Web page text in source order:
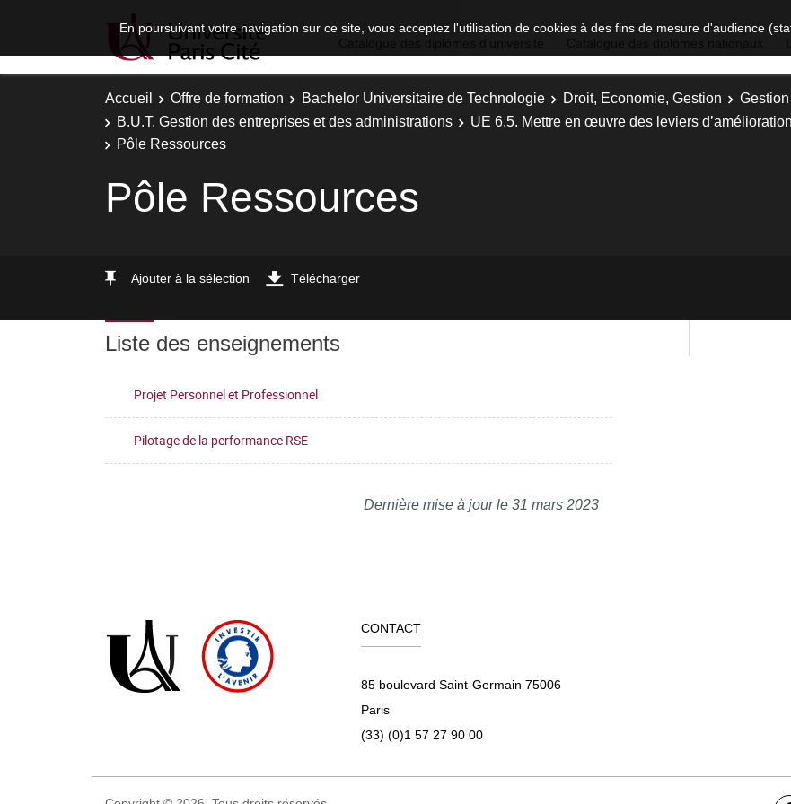
En poursuivant votre navigation sur ce site, vous acceptez l'utilisation de cookies à des fins de mesure d'audience
Accueil Offre de formation Bachelor Universitaire de Technologie Droit, Economie, Gestion
B.U.T. Gestion des entreprises et des administrations
UE 6.5. Mettre en œuvre des leviers
Pôle Ressources
Pôle Ressources
Ajouter à la sélection Télécharger
Liste des enseignements
Projet Personnel et Professionnel
Pilotage de la performance RSE
Dernière mise à jour le 31 mars 2023
CONTACT
85 boulevard Saint-Germain 75006
Paris
(33) (0)1 57 27 90 00